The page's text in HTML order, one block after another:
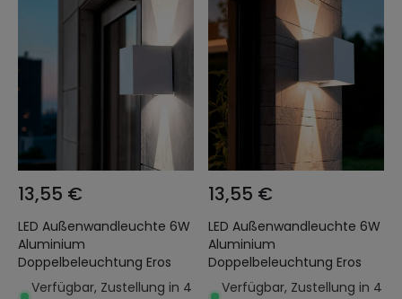
13,55 €
LED Außenwandleuchte 6W
Aluminium
Doppelbeleuchtung Eros
Verfügbar, Zustellung in 4
13,55 €
LED Außenwandleuchte 6W
Aluminium
Doppelbeleuchtung Eros
Verfügbar, Zustellung in 4